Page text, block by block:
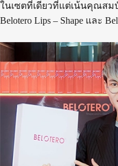
ในเซตที่เดียวที่แต่เน้นคุณส
Belotero Lips – Shape และ